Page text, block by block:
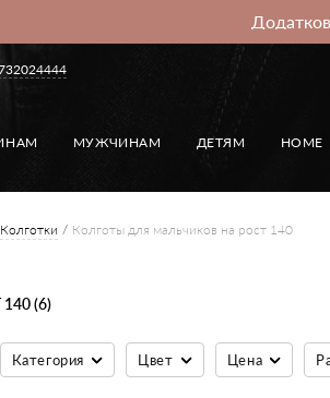
МУЖЧИНАМ ДЕТЯМ HOME
Колготки Колготы для мальчиков на рост 140
(6)
Категория Цвет Цена